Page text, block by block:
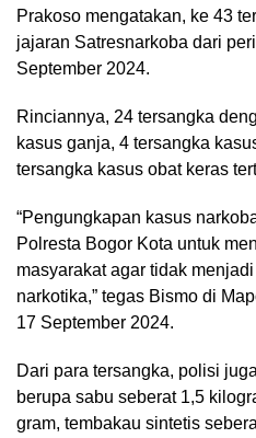
Prakoso mengatakan, ke 43
jajaran Satresnarkoba dari
September 2024.
Rinciannya, 24 tersangka
kasus ganja, 4 tersangka
tersangka kasus obat keras
“Pengungkapan kasus
Polresta Bogor Kota untuk
masyarakat agar tidak
narkotika,” tegas Bismo di
17 September 2024.
Dari para tersangka, polisi
berupa sabu seberat 1,5
gram, tembakau sintetis